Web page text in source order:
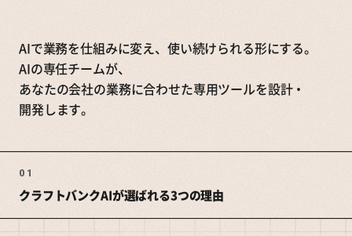
AIで業務を仕組みに変え、使い続けられる形にする。
AIの専任チームが、
あなたの会社の業務に合わせた専用ツールを設計・
開発します。
01
クラフトバンクAIが選ばれる3つの理由